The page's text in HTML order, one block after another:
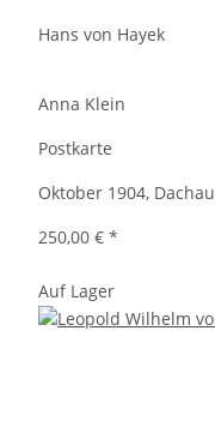
Hans von Hayek
Anna Klein
Postkarte
Oktober 1904, Dachau
250,00 € *
Auf Lager